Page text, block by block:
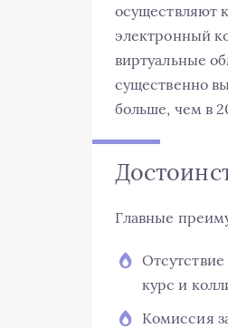
осуществляют
электронный
виртуальные
существенно
больше, чем в
Главные
курс и
Комиссия